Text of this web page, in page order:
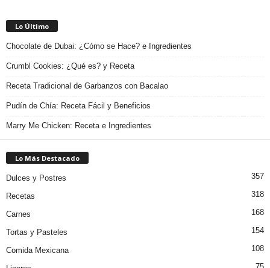
Lo Último
Chocolate de Dubai: ¿Cómo se Hace? e Ingredientes
Crumbl Cookies: ¿Qué es? y Receta
Receta Tradicional de Garbanzos con Bacalao
Pudín de Chía: Receta Fácil y Beneficios
Marry Me Chicken: Receta e Ingredientes
Lo Más Destacado
Dulces y Postres 357
Recetas 318
Carnes 168
Tortas y Pasteles 154
Comida Mexicana 108